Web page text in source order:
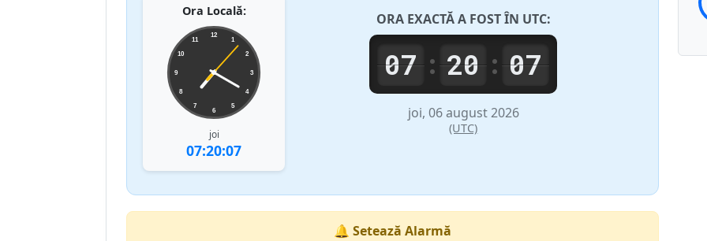
Ora Locală:
12
1
2
3
4
5
6
7
8
9
10
11
joi
07:20:07
ORA EXACTĂ A FOST ÎN UTC:
07 : 20 : 07
joi, 06 august 2026
(UTC)
🔔 Setează Alarmă